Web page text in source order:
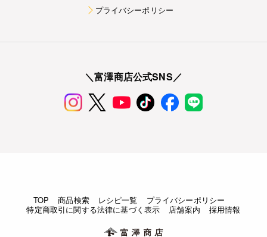
プライバシーポリシー
＼富澤商店公式SNS／
TOP 商品検索 レシピ一覧
プライバシーポリシー
特定商取引に関する法律に基づく表示
店舗案内 採用情報